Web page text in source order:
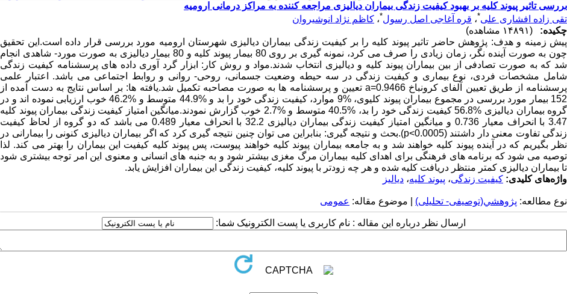
بررسی تاثیر پیوند کلیه بر بهبود کیفیت زندگی بیماران دیالیزی مراجعه کننده به مراکز درمانی ارومیه
تقی ‏زاده افشاری علی*، قره آغاجی اصل رسول*، کاظم نژاد انوشیروان
چکیده:
(۱۴۸۹۱ مشاهده)
پیش زمینه و هدف: پژوهش حاضر تاثیر پیوند کلیه را بر کیفیت زندگی بیماران دیالیزی شهرستان ارومیه مورد بررسی قرار داده است.این تحقیق
چون به صورت آینده نگر، زمان زیادی را صرف می کرد، نمونه گیری بر روی 80 بیمار پیوند کلیه و 80 بیمار دیالیزی به صورت مورد- شاهدی انجام
شد که به صورت تصادفی از بین بیماران پیوند کلیه و دیالیزی انتخاب شدند.مواد و روش کار: ابزار گرد آوری داده های پرسشنامه کیفیت زندگی
شامل مشخصات فردی، نوع بیماری و کیفیت زندگی در سه حیطه وضعیت جسمانی، روحی- روانی و روابط اجتماعی می باشد. اعتبار علمی
پرسشنامه از طریق تعیین آلفای کرونباخ a=0.9466 تعیین و پرسشنامه ها به صورت مصاحبه تکمیل شد.یافته ها: بر اساس نتایج به دست آمده از
152 بیمار مورد بررسی در مجموع بیماران پیوند کلیوی، %9 موارد، کیفیت زندگی خود را بد و %44.9 متوسط و %46.2 خوب ارزیابی نموده اند و در
گروه بیماران دیالیزی %56.8 کیفیت زندگی خود را بد، %40.5 متوسط و %2.7 خوب گزارش نمودند.میانگین امتیاز کیفیت زندگی بیماران پیوند کلیه
3.47 با انحراف معیار 0.736 و میانگین امتیاز کیفیت زندگی بیماران دیالیزی 32.2 با انحراف معیار 0.489 می باشد که دو گروه از لحاظ کیفیت
زندگی تفاوت معنی دار داشتند (p<0.0005).بحث و نتیجه گیری: بنابراین می توان چنین نتیجه گیری کرد که اگر بیماران دیالیزی کنونی را بیمارانی در
نظر بگیریم که در آینده پیوند کلیه خواهند شد و به جامعه بیماران پیوند کلیه خواهند پیوست، پس پیوند کلیه کیفیت این بیماران را بهتر می کند. لذا
توصیه می شود که برنامه های فرهنگی برای اهدای کلیه بیماران مرگ مغزی بیشتر شود و به جنبه های انسانی و معنوی این امر توجه بیشتری شود
تا بیماران دیالیزی کمتر منتظر دریافت کلیه شده و هر چه زودتر با پیوند کلیه، کیفیت زندگی این بیماران افزایش یابد.
واژه‌های کلیدی: کیفیت زندگی، پیوند کلیه، دیالیز
نوع مطالعه: پژوهشي(توصیفی- تحلیلی) | موضوع مقاله: عمومى
ارسال نظر درباره این مقاله : نام کاربری یا پست الکترونیک شما: